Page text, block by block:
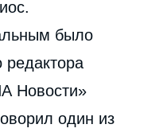
было
редактора
Новости»
один из